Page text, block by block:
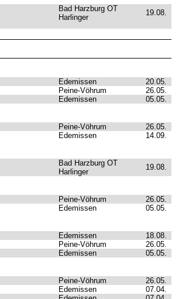
Bad Harzburg OT
Harlinger
19.08.
Edemissen
20.05.
Peine-Vöhrum
26.05.
Edemissen 05.05.
Peine-Vöhrum
26.05.
Edemissen 14.09.
Bad Harzburg OT
Harlinger
19.08.
Peine-Vöhrum
26.05.
Edemissen 05.05.
Edemissen
18.08.
Peine-Vöhrum
26.05.
Edemissen 05.05.
Peine-Vöhrum
26.05.
Edemissen
07.04.